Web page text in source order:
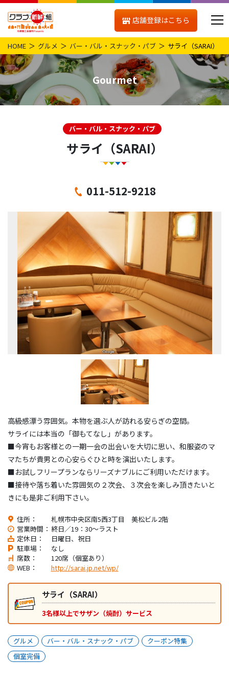
店舗登録はこちら
HOME グルメ バー・バル・スナック・パブ サライ（SARAI）
Gourmet
バー・バル・スナック・パブ
サライ（SARAI）
011-512-9218
高級感漂う雰囲気。本物を選ぶ人が訪れる安らぎの空間。
サライには本当の「御もてなし」があります。
■今宵もお客様との一期一会の出会いを大切に思い、和服姿のマ
マたちが貴男との心安らぐひと時を演出いたします。
■お試しフリープランならリーズナブルにご利用いただけます。
■接待や落ち着いた雰囲気の２次会、３次会を楽しみ頂きたいと
きにも是非ご利用下さい。
住所：
札幌市中央区南5西3丁目 美松ビル2階
営業時間： 終日／19：30～ラスト
定休日：
日曜日、祝日
駐車場：
なし
席数：
120席（個室あり）
WEB：
http://sarai.jp.net/wp/
サライ（SARAI）
3名様以上でサザン（焼酎）サービス
グルメ バー・バル・スナック・パブ
クーポン特集
個室完備